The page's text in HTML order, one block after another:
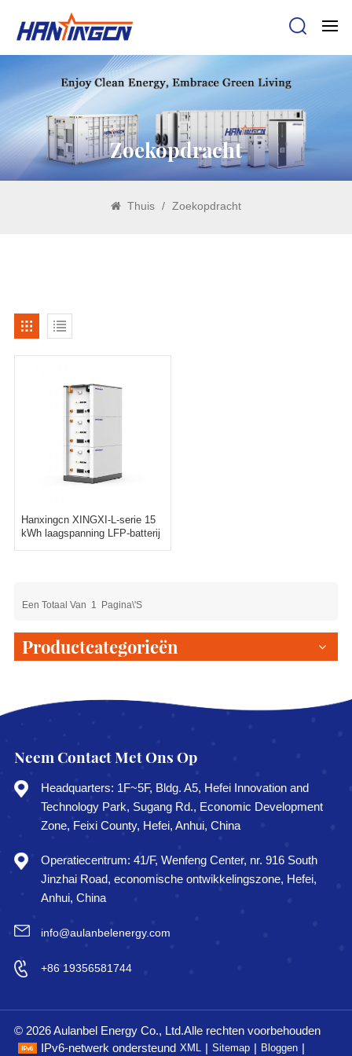
Zoekopdracht
Thuis / Zoekopdracht
Hanxingcn XINGXI-L-serie 15
kWh laagspanning LFP-batterij
Een Totaal Van 1 Pagina\'s
Productcategorieën
Neem Contact Met Ons Op
Headquarters: 1F~5F, Bldg. A5, Hefei Innovation and
Technology Park, Sugang Rd., Economic Development
Zone, Feixi County, Hefei, Anhui, China
Operatiecentrum: 41/F, Wenfeng Center, nr. 916 South
Jinzhai Road, economische ontwikkelingszone, Hefei,
Anhui, China
info@aulanbelenergy.com
+86 19356581744
© 2026 Aulanbel Energy Co., Ltd.Alle rechten voorbehouden
IPv6-netwerk ondersteund XML | Sitemap | Bloggen |